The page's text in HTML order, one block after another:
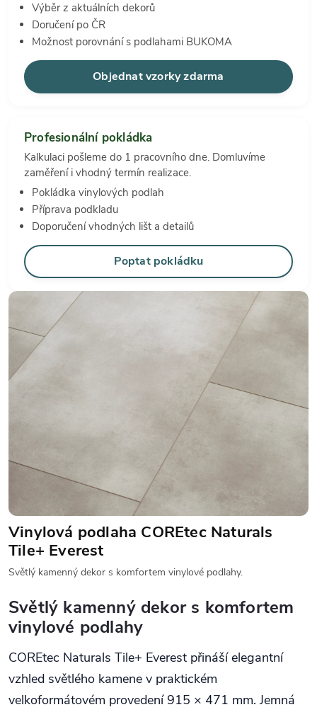
Výběr z aktuálních dekorů
Doručení po ČR
Možnost porovnání s podlahami BUKOMA
Objednat vzorky zdarma
Profesionální pokládka
Kalkulaci pošleme do 1 pracovního dne. Domluvíme
zaměření i vhodný termín realizace.
Pokládka vinylových podlah
Příprava podkladu
Doporučení vhodných lišt a detailů
Poptat pokládku
Vinylová podlaha COREtec Naturals
Tile+ Everest
Světlý kamenný dekor s komfortem vinylové podlahy.
Světlý kamenný dekor s komfortem
vinylové podlahy
COREtec Naturals Tile+ Everest přináší elegantní
vzhled světlého kamene v praktickém
velkoformátovém provedení 915 × 471 mm. Jemná